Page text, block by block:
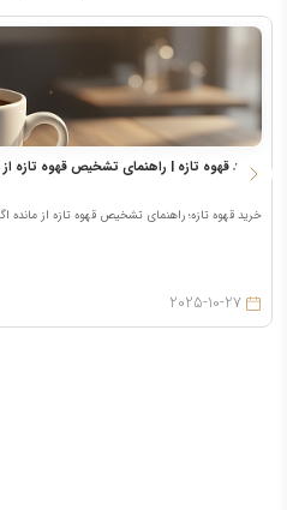
خرید قهوه تازه | راهنمای تشخیص قهوه تازه از
خرید قهوه تازه؛ راهنمای تشخیص قهوه تازه از مانده